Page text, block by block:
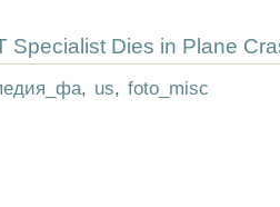
Specialist Dies in Plane
, us, foto_misc